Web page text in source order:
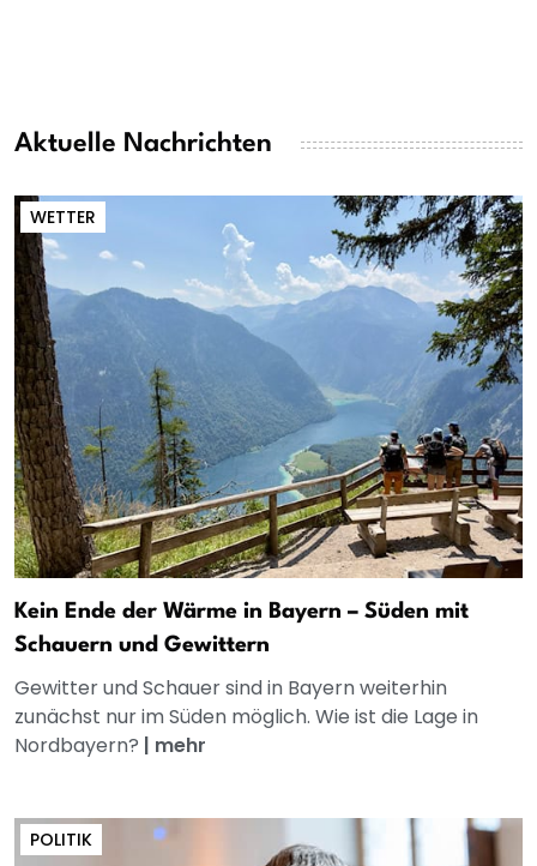
Aktuelle Nachrichten
WETTER
Kein Ende der Wärme in Bayern – Süden mit
Schauern und Gewittern
Gewitter und Schauer sind in Bayern weiterhin
zunächst nur im Süden möglich. Wie ist die Lage in
Nordbayern? | mehr
POLITIK